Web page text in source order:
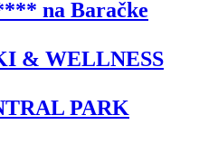
na Baračke
& WELLNESS
PARK